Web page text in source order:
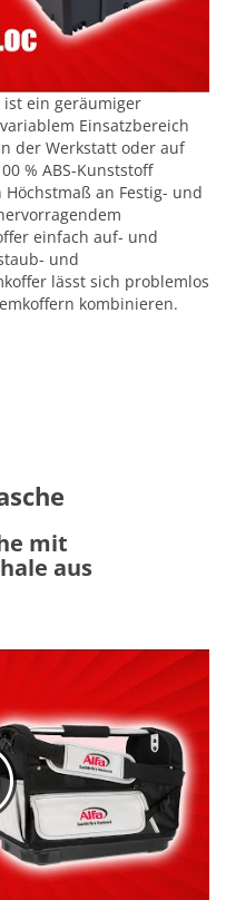
ist ein geräumiger
Einsatzbereich
der Werkstatt oder auf
% ABS-Kunststoff
an Festig- und
einfach auf- und
und
lässt sich problemlos
kombinieren.
mit
aus